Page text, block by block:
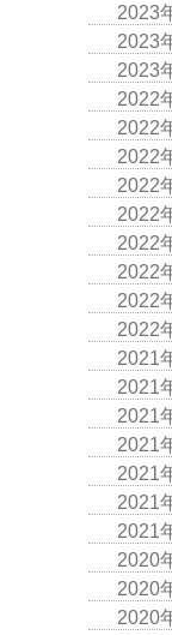
2023
2023
2023
2022
2022
2022
2022
2022
2022
2022
2022
2022
2021
2021
2021
2021
2021
2021
2021
2020
2020
2020